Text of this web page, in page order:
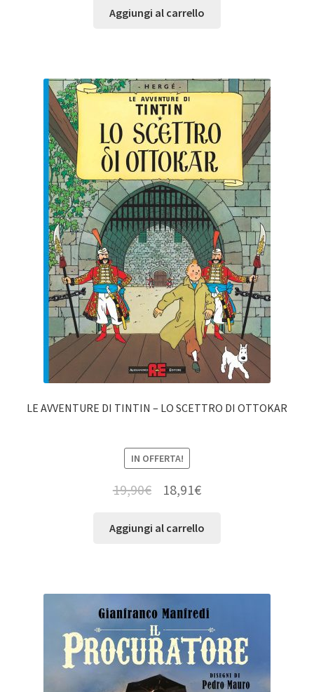
Aggiungi al carrello
LE AVVENTURE DI TINTIN – LO SCETTRO DI OTTOKAR
IN OFFERTA!
19,90€ 18,91€
Aggiungi al carrello